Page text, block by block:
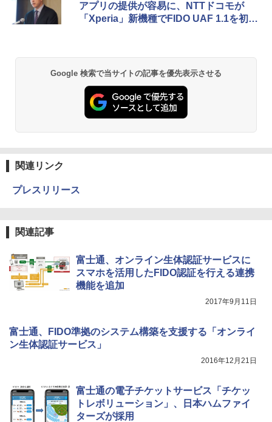
アプリの提供が容易に、NTTドコモが
「Xperia」新機種でFIDO UAF 1.1を初実
Google 検索で当サイトの記事を優先表示させる
関連リンク
プレスリリース
関連記事
富士通、オンライン生体認証サービスに
スマホを活用したFIDO認証を行える連携
機能を追加
2017年9月11日
富士通、FIDO準拠のシステム構築を支援する「オンライ
ン生体認証サービス」
2016年12月21日
富士通の電子チケットサービス「チケッ
トレボリューション」、日本ハムファイ
ターズが採用